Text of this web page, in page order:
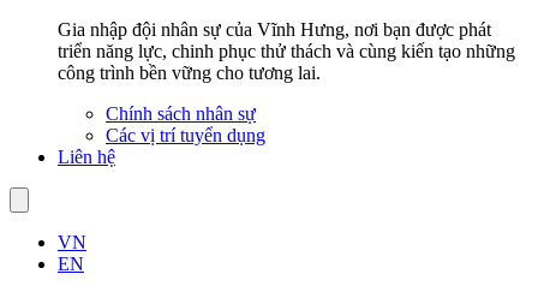
Gia nhập đội nhân sự của Vĩnh Hưng, nơi bạn được phát
triển năng lực, chinh phục thử thách và cùng kiến tạo những
công trình bền vững cho tương lai.
Chính sách nhân sự
Các vị trí tuyển dụng
Liên hệ
VN
EN